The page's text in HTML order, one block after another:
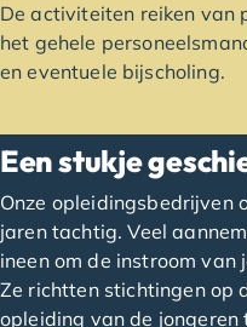
De activiteiten reiken van
het gehele
en eventuele bijscholing.
Een stukje
Onze opleidingsbedrijven
jaren tachtig. Veel
ineen om de instroom
Ze richtten stichtingen op
opleiding van de